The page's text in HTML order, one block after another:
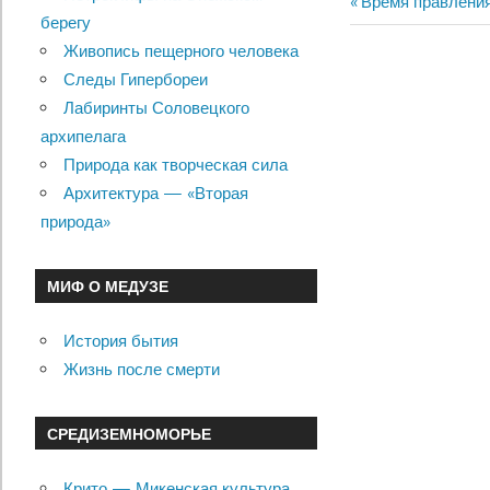
Post:
берегу
Живопись пещерного человека
Следы Гипербореи
Лабиринты Соловецкого
архипелага
Природа как творческая сила
Архитектура — «Вторая
природа»
МИФ О МЕДУЗЕ
История бытия
Жизнь после смерти
СРЕДИЗЕМНОМОРЬЕ